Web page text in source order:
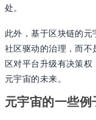
处。
此外，基于区块链的元
社区驱动的治理，而
区对平台升级有决策
元宇宙的未来。
元宇宙的一些例